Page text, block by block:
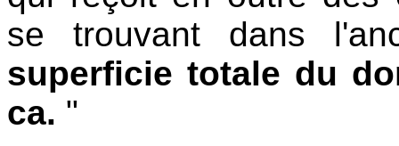
se trouvant dans
superficie totale du
ca. "